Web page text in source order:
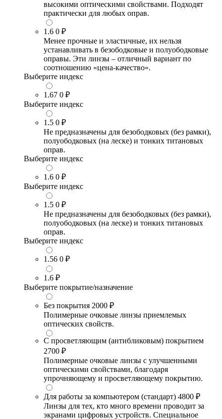
высокими оптическими свойствами. Подходят
практически для любых оправ.
1.6 0 ₽
Менее прочные и эластичные, их нельзя
устанавливать в безободковые и полуободковые
оправы. Эти линзы – отличный вариант по
соотношению «цена-качество».
Выберите индекс
1.67 0 ₽
Выберите индекс
1.5 0 ₽
Не предназначены для безободковых (без рамки),
полуободковых (на леске) и тонких титановых
оправ.
Выберите индекс
1.6 0 ₽
Выберите индекс
1.5 0 ₽
Не предназначены для безободковых (без рамки),
полуободковых (на леске) и тонких титановых
оправ.
Выберите индекс
1.56 0 ₽
1.6 ₽
Выберите покрытие/назначение
Без покрытия 2000 ₽
Полимерные очковые линзы приемлемых
оптических свойств.
С просветляющим (антибликовым) покрытием
2700 ₽
Полимерные очковые линзы с улучшенными
оптическими свойствами, благодаря
упрочняющему и просветляющему покрытию.
Для работы за компьютером (стандарт) 4800 ₽
Линзы для тех, кто много времени проводит за
экранами цифровых устройств. Специальное